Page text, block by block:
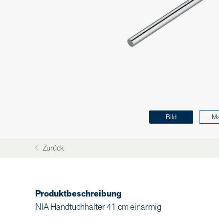
Bild
Zurück
Produktbeschreibung
NIA Handtuchhalter 41 cm einarmig